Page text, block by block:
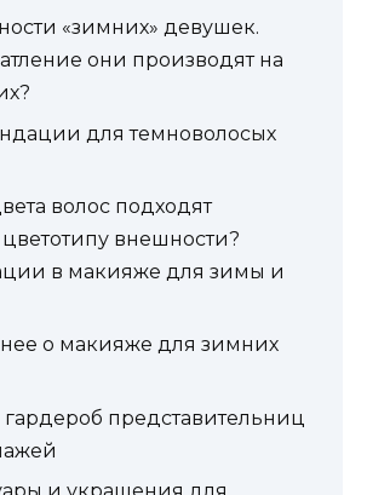
«зимних» девушек.
они производят на
для темноволосых
волос подходят
внешности?
в макияже для зимы и
о макияже для зимних
представительниц